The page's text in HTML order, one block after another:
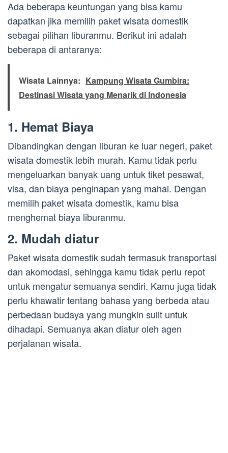
Ada beberapa keuntungan yang bisa kamu
dapatkan jika memilih paket wisata domestik
sebagai pilihan liburanmu. Berikut ini adalah
beberapa di antaranya:
Wisata Lainnya: Kampung Wisata Gumbira:
Destinasi Wisata yang Menarik di Indonesia
1. Hemat Biaya
Dibandingkan dengan liburan ke luar negeri, paket
wisata domestik lebih murah. Kamu tidak perlu
mengeluarkan banyak uang untuk tiket pesawat,
visa, dan biaya penginapan yang mahal. Dengan
memilih paket wisata domestik, kamu bisa
menghemat biaya liburanmu.
2. Mudah diatur
Paket wisata domestik sudah termasuk transportasi
dan akomodasi, sehingga kamu tidak perlu repot
untuk mengatur semuanya sendiri. Kamu juga tidak
perlu khawatir tentang bahasa yang berbeda atau
perbedaan budaya yang mungkin sulit untuk
dihadapi. Semuanya akan diatur oleh agen
perjalanan wisata.